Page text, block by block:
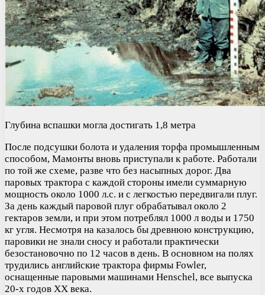
Глубина вспашки могла достигать 1,8 метра
После подсушки болота и удаления торфа промышленным
способом, Мамонты вновь приступали к работе. Работали
по той же схеме, разве что без насыпных дорог. Два
паровых трактора с каждой стороны имели суммарную
мощность около 1000 л.с. и с легкостью передвигали плуг.
За день каждый паровой плуг обрабатывал около 2
гектаров земли, и при этом потреблял 1000 л воды и 1750
кг угля. Несмотря на казалось бы древнюю конструкцию,
паровики не знали сносу и работали практически
безостановочно по 12 часов в день. В основном на полях
трудились английские трактора фирмы Fowler,
оснащенные паровыми машинами Henschel, все выпуска
20-х годов XX века.